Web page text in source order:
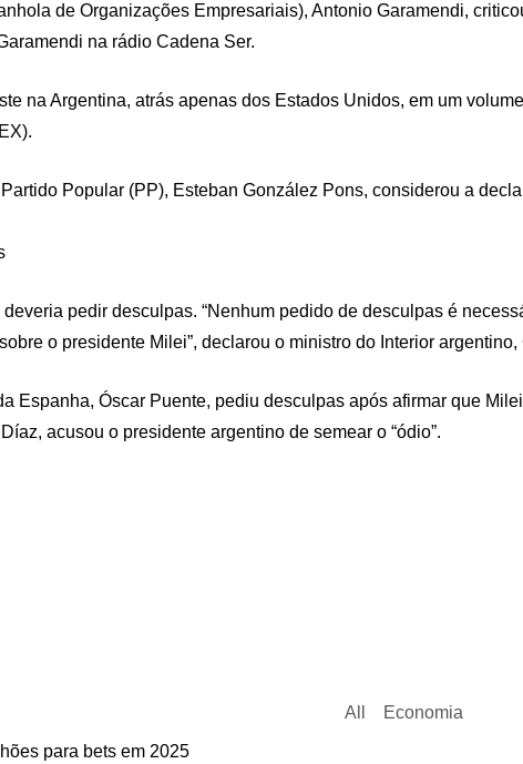
de Organizações Empresariais), Antonio Garamendi,
na rádio Cadena Ser.
na Argentina, atrás apenas dos Estados Unidos, em um
Popular (PP), Esteban González Pons, considerou a
pedir desculpas. “Nenhum pedido de desculpas é
o presidente Milei”, declarou o ministro do Interior
Espanha, Óscar Puente, pediu desculpas após afirmar que
acusou o presidente argentino de semear o “ódio”.
All Economia